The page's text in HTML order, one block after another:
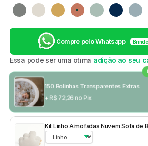
Cinza Linho MostardaRosa Verde Azul marinho
Compre pelo Whatsapp
Essa pode ser uma ótima adição ao seu
150 Bolinhas Transparentes Extras
+ R$ 72,26 no Pix
Kit Linho Almofadas Nuvem Sofá de